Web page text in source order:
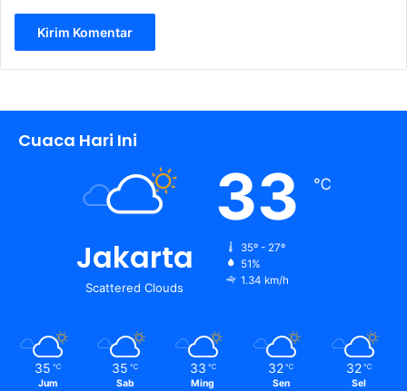
Cuaca Hari Ini
Jakarta
Scattered Clouds
33 ℃
35º - 27º
51%
1.34 km/h
35 ℃
Jum
35 ℃
Sab
33 ℃
Ming
32 ℃
Sen
32 ℃
Sel